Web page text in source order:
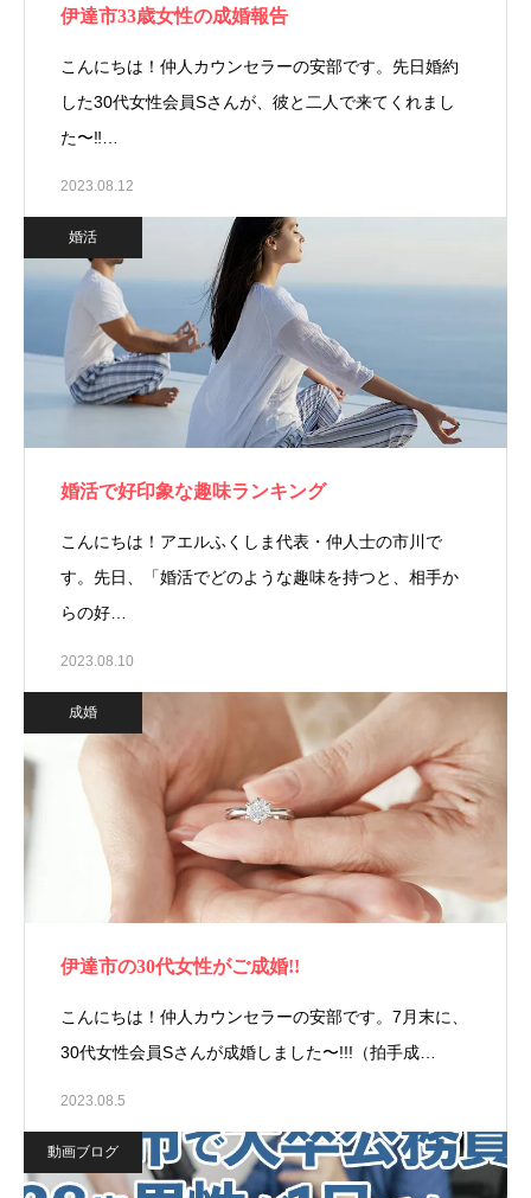
伊達市33歳女性の成婚報告
こんにちは！仲人カウンセラーの安部です。先日婚約
した30代女性会員Sさんが、彼と二人で来てくれまし
た〜‼…
2023.08.12
婚活
婚活で好印象な趣味ランキング
こんにちは！アエルふくしま代表・仲人士の市川で
す。先日、「婚活でどのような趣味を持つと、相手か
らの好…
2023.08.10
成婚
伊達市の30代女性がご成婚!!
こんにちは！仲人カウンセラーの安部です。7月末に、
30代女性会員Sさんが成婚しました〜!!!（拍手成…
2023.08.5
動画ブログ